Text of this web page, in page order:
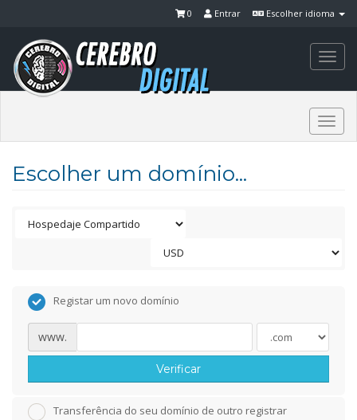
Escolher idioma
Entrar
0
Escolher um domínio...
Registar um novo domínio
www.
Verificar
Transferência do seu domínio de outro registrar